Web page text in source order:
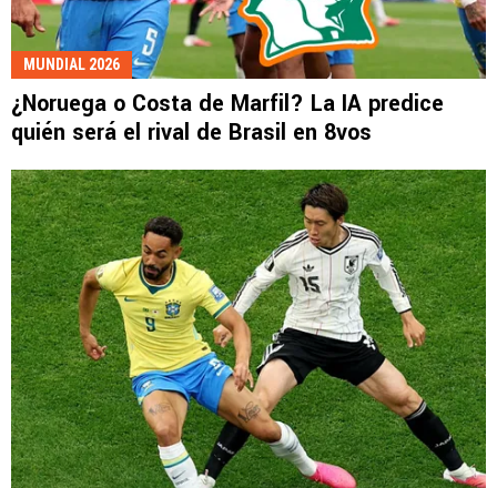
MUNDIAL 2026
¿Noruega o Costa de Marfil? La IA predice
quién será el rival de Brasil en 8vos